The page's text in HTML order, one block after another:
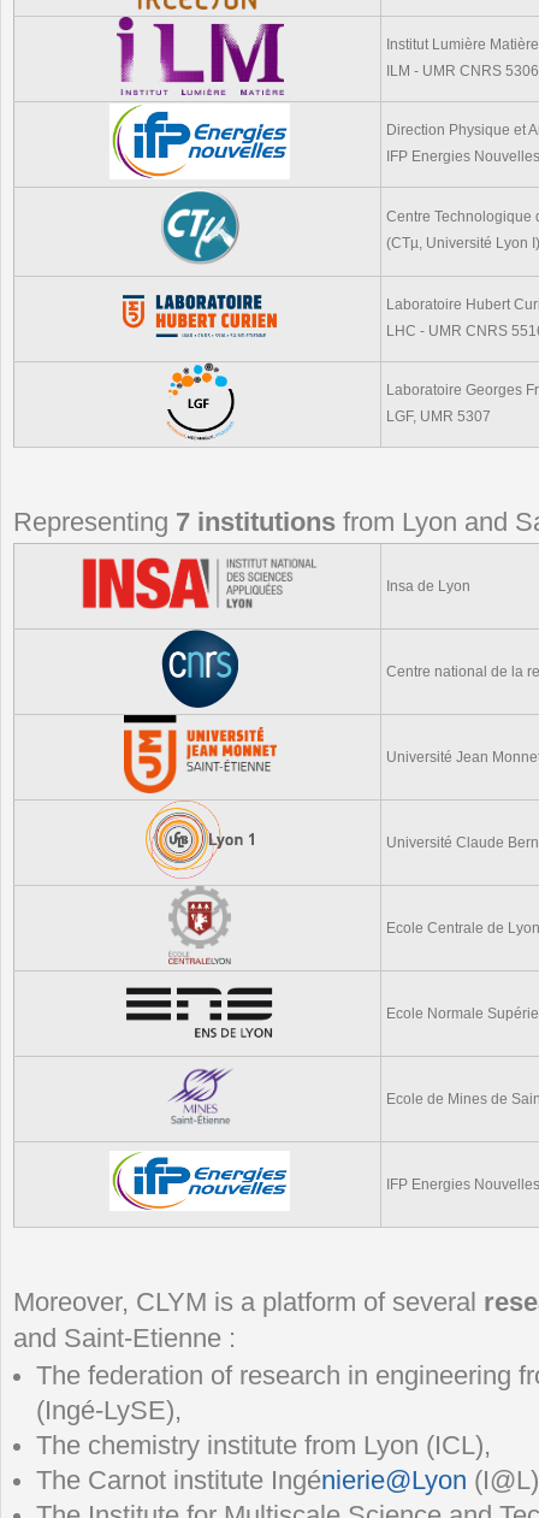
Institut Lumière Matière
ILM - UMR CNRS
Direction Physique et
IFP Energies Nouvelles
Centre Technologique
(CTµ, Université Lyon I)
Laboratoire Hubert
LHC - UMR CNRS
Laboratoire Georges
LGF, UMR 5307
Representing 7 institutions from Lyon and
Insa de Lyon
Centre national de la
Université Jean
Université Claude
Ecole Centrale de Lyon
Ecole Normale
Ecole de Mines de
IFP Energies Nouvelles
Moreover, CLYM is a platform of several
and Saint-Etienne :
The federation of research in engineering
(Ingé-LySE),
The chemistry institute from Lyon (ICL),
The Carnot institute Ingénierie@Lyon